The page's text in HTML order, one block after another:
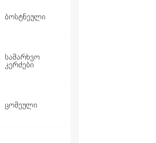
ბოსტნეული
სამარხვო
კერძები
ცომეული